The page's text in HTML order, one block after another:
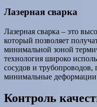
Лазерная сварка
Лазерная сварка – это
который позволяет
минимальной зоной
технология широко
сосудов и трубопроводов,
минимальные
Контроль